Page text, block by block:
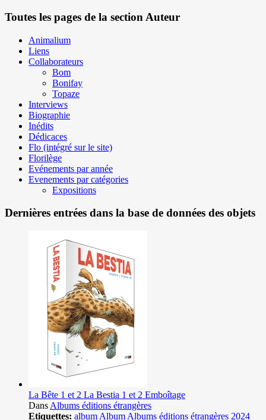
Toutes les pages de la section Auteur
Animalium
Liens
Collaborateurs
Bom
Bonifay
Topaze
Interviews
Biographie
Inédits
Dédicaces
Flo (intégré sur le site)
Florilège
Evénements par année
Evenements par catégories
Expositions
Dernières entrées dans la base de données des objets
La Bête 1 et 2 La Bestia 1 et 2 Emboîtage
Dans Albums éditions étrangères
Etiquettes: album Album Albums éditions étrangères 2024